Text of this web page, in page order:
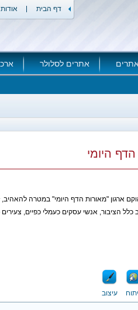
אודות דף הבית
אתרים לסלולר
היומי
ארגון "מאורות הדף היומי" במטרה
הציבור, אנשי עסקים כעמלי כפיים, צעירים
עיצוב